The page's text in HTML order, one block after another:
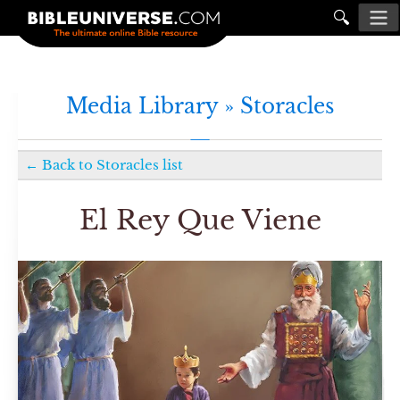
🔍
Media Library » Storacles
← Back to Storacles list
El Rey Que Viene